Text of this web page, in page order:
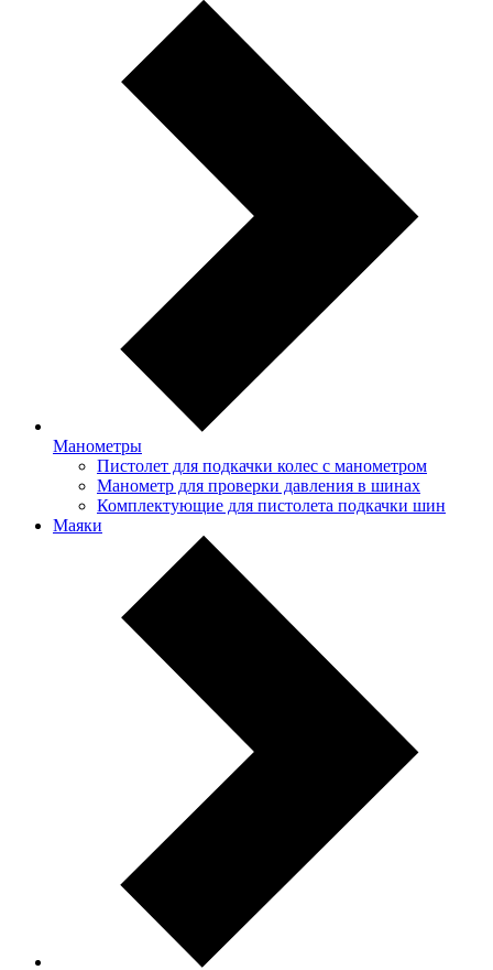
Манометры
Пистолет для подкачки колес с манометром
Манометр для проверки давления в шинах
Комплектующие для пистолета подкачки шин
Маяки